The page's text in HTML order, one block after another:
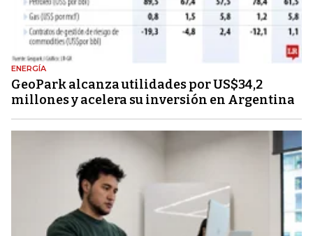
ENERGÍA
GeoPark alcanza utilidades por US$34,2
millones y acelera su inversión en Argentina